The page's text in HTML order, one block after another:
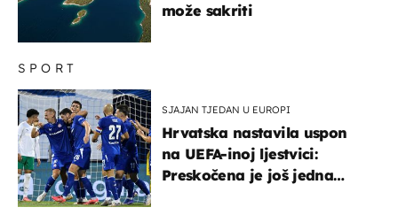
SPORT
SJAJAN TJEDAN U EUROPI
Hrvatska nastavila uspon
na UEFA-inoj ljestvici:
Preskočena je još jedna
može sakriti